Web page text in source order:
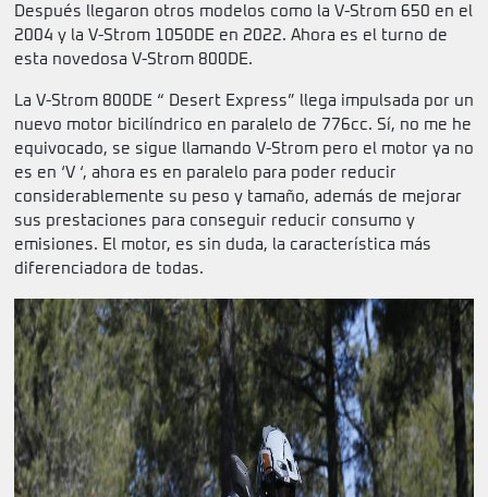
Después llegaron otros modelos como la V-Strom 650 en el
2004 y la V-Strom 1050DE en 2022. Ahora es el turno de
esta novedosa V-Strom 800DE.
La V-Strom 800DE “ Desert Express” llega impulsada por un
nuevo motor bicilíndrico en paralelo de 776cc. Sí, no me he
equivocado, se sigue llamando V-Strom pero el motor ya no
es en ‘V ‘, ahora es en paralelo para poder reducir
considerablemente su peso y tamaño, además de mejorar
sus prestaciones para conseguir reducir consumo y
emisiones. El motor, es sin duda, la característica más
diferenciadora de todas.